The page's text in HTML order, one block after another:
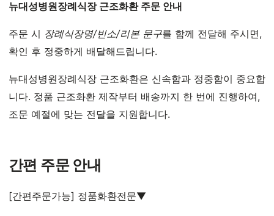
뉴대성병원장례식장 근조화환 주문 안내
주문 시 장례식장명/빈소/리본 문구를 함께 전달해 주시면,
확인 후 정중하게 배달해드립니다.
뉴대성병원장례식장 근조화환은 신속함과 정중함이 중요합
니다. 정품 근조화환 제작부터 배송까지 한 번에 진행하여,
조문 예절에 맞는 전달을 지원합니다.
간편 주문 안내
[간편주문가능] 정품화환전문▼